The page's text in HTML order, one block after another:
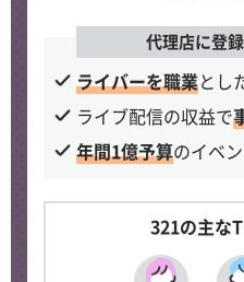
代理店に登
ライバーを職業とし
ライブ配信の収益で
年間1億予算のイベ
321の主な